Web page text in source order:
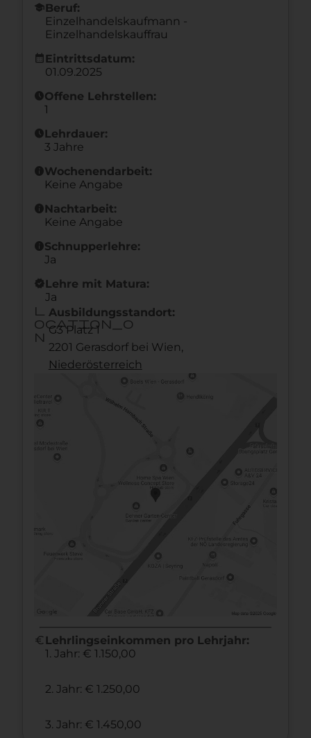
schoolBeruf:
Einzelhandelskaufmann -
Einzelhandelskauffrau
calendar_month Eintrittsdatum:
01.09.2025
scheduleOffene Lehrstellen:
1
scheduleLehrdauer:
3 Jahre
infoWochenendarbeit:
Keine Angabe
infoNachtarbeit:
Keine Angabe
infoSchnupperlehre:
Ja
new_releasesLehre mit Matura:
Ja
l
ocation_o
n
Ausbildungsstandort:
G3 Platz 1
2201 Gerasdorf bei Wien,
Nieder­österreich
euro Lehrlingseinkommen pro Lehrjahr:
1. Jahr: € 1.150,00
2. Jahr: € 1.250,00
3. Jahr: € 1.450,00